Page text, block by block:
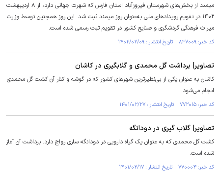
میمند از بخش‌های شهرستان فیروزآباد استان فارس که شهرت جهانی دارد، از ۸ اردیبهشت
۱۴۰۲ در تقویم رویداد‌های ملی به‌عنوان روز میمند ثبت شد. این روز همچنین توسط وزارت
میراث فرهنگی گردشگری و صنایع کشور در تقویم ثبت رسمی شده است.
کد خبر: ۸۳۷۰۰۹ تاریخ انتشار : ۱۴۰۲/۰۲/۰۹
تصاویر| برداشت گل محمدی و گلابگیری در کاشان
کاشان به عنوان یکی از بی‌نظیر‌ترین شهر‌های کشور که در گوشه و کنار آن کشت گل محمدی
انجام می‌شود.
کد خبر: ۷۷۲۰۱۵ تاریخ انتشار : ۱۴۰۱/۰۲/۲۷
تصاویر| گلاب گیری در دودانگه
کشت گل محمدی که به عنوان یک گیاه دارویی در دودانگه ساری رواج دارد. برداشت آن آغاز
شده است.
کد خبر: ۷۷۰۰۰۴ تاریخ انتشار : ۱۴۰۱/۰۲/۱۷